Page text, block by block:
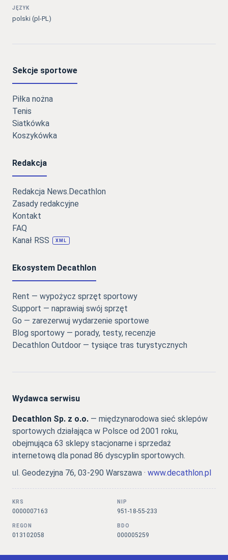
JĘZYK
polski (pl-PL)
Sekcje sportowe
Piłka nożna
Tenis
Siatkówka
Koszykówka
Redakcja
Redakcja News.Decathlon
Zasady redakcyjne
Kontakt
FAQ
Kanał RSS
XML
Ekosystem Decathlon
Rent — wypożycz sprzęt sportowy
Support — naprawiaj swój sprzęt
Go — zarezerwuj wydarzenie sportowe
Blog sportowy — porady, testy, recenzje
Decathlon Outdoor — tysiące tras turystycznych
Wydawca serwisu
Decathlon Sp. z o.o. — międzynarodowa sieć sklepów
sportowych działająca w Polsce od 2001 roku,
obejmująca 63 sklepy stacjonarne i sprzedaż
internetową dla ponad 86 dyscyplin sportowych.
ul. Geodezyjna 76, 03-290 Warszawa · www.decathlon.pl
KRS
0000007163
NIP
951-18-55-233
REGON
013102058
BDO
000005259